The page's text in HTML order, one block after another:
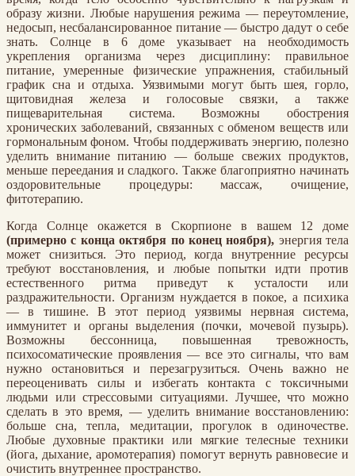
образу жизни. Любые нарушения режима — переутомление,
недосып, несбалансированное питание — быстро дадут о себе
знать. Солнце в 6 доме указывает на необходимость
укрепления организма через дисциплину: правильное
питание, умеренные физические упражнения, стабильный
график сна и отдыха. Уязвимыми могут быть шея, горло,
щитовидная железа и голосовые связки, а также
пищеварительная система. Возможны обострения
хронических заболеваний, связанных с обменом веществ или
гормональным фоном. Чтобы поддерживать энергию, полезно
уделить внимание питанию — больше свежих продуктов,
меньше переедания и сладкого. Также благоприятно начинать
оздоровительные процедуры: массаж, очищение,
фитотерапию.
Когда Солнце окажется в Скорпионе в вашем 12 доме
(примерно с конца октября по конец ноября), энергия тела
может снизиться. Это период, когда внутренние ресурсы
требуют восстановления, и любые попытки идти против
естественного ритма приведут к усталости или
раздражительности. Организм нуждается в покое, а психика
— в тишине. В этот период уязвимы нервная система,
иммунитет и органы выделения (почки, мочевой пузырь).
Возможны бессонница, повышенная тревожность,
психосоматические проявления — все это сигналы, что вам
нужно остановиться и перезагрузиться. Очень важно не
переоценивать силы и избегать контакта с токсичными
людьми или стрессовыми ситуациями. Лучшее, что можно
сделать в это время, — уделить внимание восстановлению:
больше сна, тепла, медитации, прогулок в одиночестве.
Любые духовные практики или мягкие телесные техники
(йога, дыхание, аромотерапия) помогут вернуть равновесие и
очистить внутреннее пространство.